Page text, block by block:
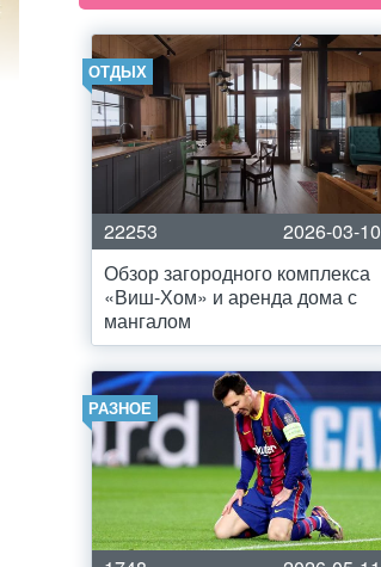
ОТДЫХ
22253
2026-03-10
Обзор загородного комплекса
«Виш-Хом» и аренда дома с
мангалом
РАЗНОЕ